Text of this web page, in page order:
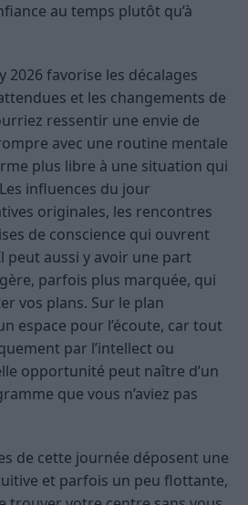
au temps plutôt qu’à
2026 favorise les décalages
et les changements de
ressentir une envie de
avec une routine mentale
plus libre à une situation qui
influences du jour
originales, les rencontres
de conscience qui ouvrent
peut aussi y avoir une part
parfois plus marquée, qui
vos plans. Sur le plan
espace pour l’écoute, car tout
par l’intellect ou
opportunité peut naître d’un
que vous n’aviez pas
de cette journée déposent une
et parfois un peu flottante,